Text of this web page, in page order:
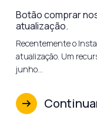
Botão comprar
atualização.
Recentemente o
atualização. Um
junho…